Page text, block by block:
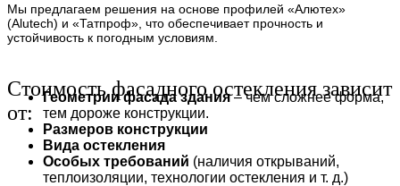
Мы предлагаем решения на основе профилей «Алютех»
(Alutech) и «Татпроф», что обеспечивает прочность и
устойчивость к погодным условиям.
Стоимость фасадного остекления зависит
от:
Геометрии фасада здания– чем сложнее форма,
тем дороже конструкции.
Размеров конструкции
Вида остекления
Особых требований (наличия открываний,
теплоизоляции, технологии остекления и т. д.)